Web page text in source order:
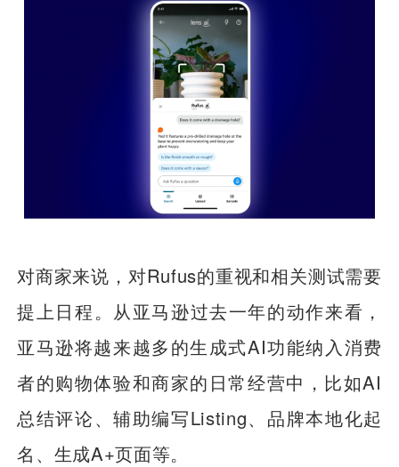
对商家来说，对Rufus的重视和相关测试需要
提上日程。从亚马逊过去一年的动作来看，
亚马逊将越来越多的生成式AI功能纳入消费
者的购物体验和商家的日常经营中，比如AI
总结评论、辅助编写Listing、品牌本地化起
名、生成A+页面等。